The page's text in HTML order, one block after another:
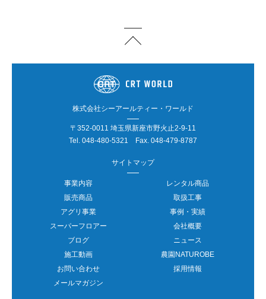
株式会社シーアールティー・ワールド
〒352-0011 埼玉県新座市野火止2-9-11
Tel. 048-480-5321 Fax. 048-479-8787
サイトマップ
事業内容
レンタル商品
販売商品
取扱工事
アグリ事業
事例・実績
スーパーフロアー
会社概要
ブログ
ニュース
施工動画
農園NATUROBE
お問い合わせ
採用情報
メールマガジン